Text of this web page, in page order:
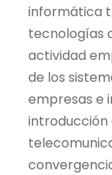
informática
tecnologías
actividad
de los
empresas e
introducción